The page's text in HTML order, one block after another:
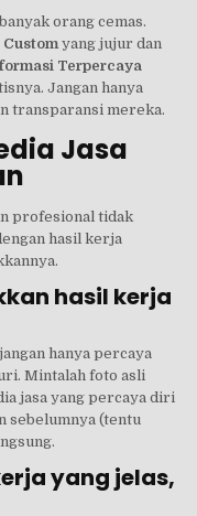
orang cemas.
yang jujur dan
Terpercaya
Jangan hanya
transparansi mereka.
Jasa
profesional tidak
hasil kerja
hasil kerja
hanya percaya
Mintalah foto asli
jasa yang percaya diri
sebelumnya (tentu
yang jelas,